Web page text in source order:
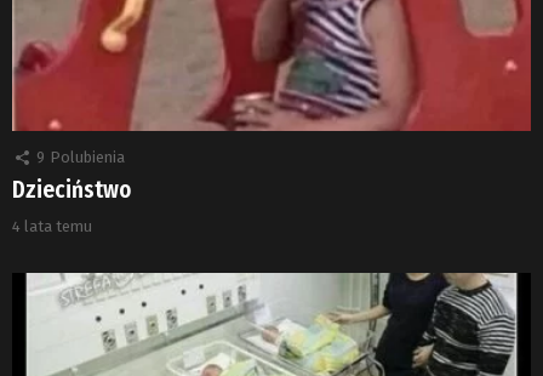
9 Polubienia
Dzieciństwo
4 lata temu